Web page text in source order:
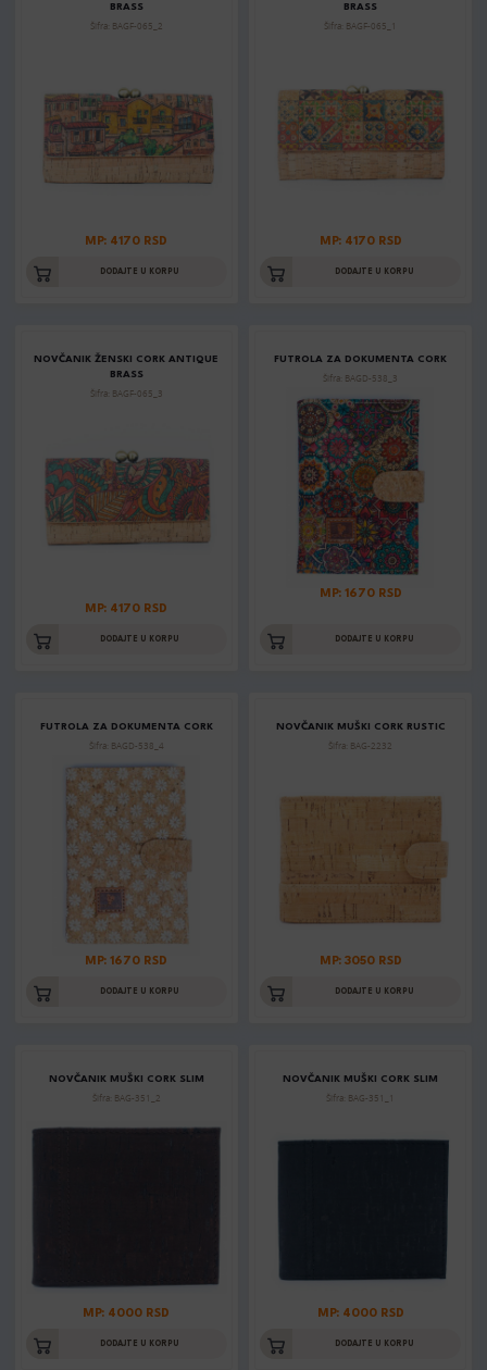
BRASS
Šifra: BAGF-065_2
MP: 4170 RSD
DODAJTE U KORPU
BRASS
Šifra: BAGF-065_1
MP: 4170 RSD
DODAJTE U KORPU
NOVČANIK ŽENSKI CORK ANTIQUE
BRASS
Šifra: BAGF-065_3
MP: 4170 RSD
DODAJTE U KORPU
FUTROLA ZA DOKUMENTA CORK
Šifra: BAGD-538_3
MP: 1670 RSD
DODAJTE U KORPU
FUTROLA ZA DOKUMENTA CORK
Šifra: BAGD-538_4
MP: 1670 RSD
DODAJTE U KORPU
NOVČANIK MUŠKI CORK RUSTIC
Šifra: BAG-2232
MP: 3050 RSD
DODAJTE U KORPU
NOVČANIK MUŠKI CORK SLIM
Šifra: BAG-351_2
MP: 4000 RSD
DODAJTE U KORPU
NOVČANIK MUŠKI CORK SLIM
Šifra: BAG-351_1
MP: 4000 RSD
DODAJTE U KORPU